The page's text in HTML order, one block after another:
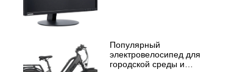
Популярный
электровелосипед для
городской среды и